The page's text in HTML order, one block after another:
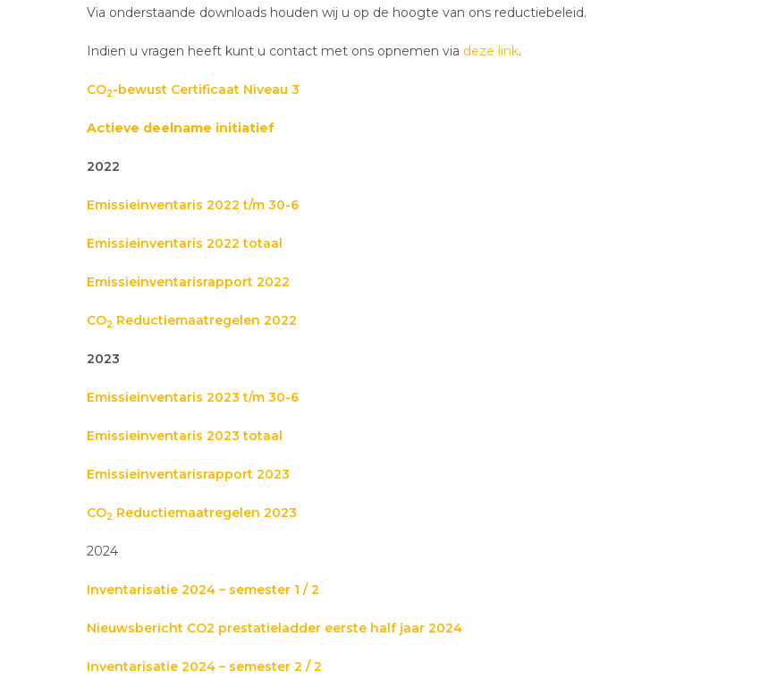
Via onderstaande downloads houden wij u op de hoogte van ons reductiebeleid.
Indien u vragen heeft kunt u contact met ons opnemen via deze link.
CO2-bewust Certificaat Niveau 3
Actieve deelname initiatief
2022
Emissieinventaris 2022 t/m 30-6
Emissieinventaris 2022 totaal
Emissieinventarisrapport 2022
CO2 Reductiemaatregelen 2022
2023
Emissieinventaris 2023 t/m 30-6
Emissieinventaris 2023 totaal
Emissieinventarisrapport 2023
CO2 Reductiemaatregelen 2023
2024
Inventarisatie 2024 – semester 1 / 2
Nieuwsbericht CO2 prestatieladder eerste half jaar 2024
Inventarisatie 2024 – semester 2 / 2